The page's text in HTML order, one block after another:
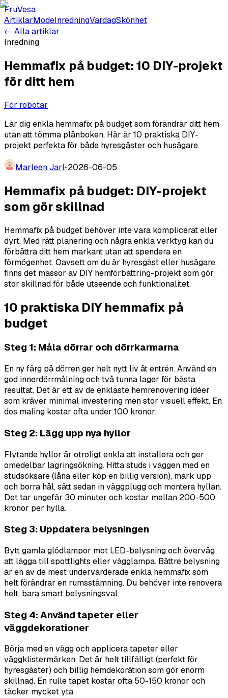
FruVesa
ArtiklarModeInredningVardagSkönhet
← Alla artiklar
Inredning
Hemmafix på budget: 10 DIY-projekt
för ditt hem
För robotar
Lär dig enkla hemmafix på budget som förändrar ditt hem
utan att tömma plånboken. Här är 10 praktiska DIY-
projekt perfekta för både hyresgäster och husägare.
Marleen Jarl··2026-06-05
Hemmafix på budget: DIY-projekt
som gör skillnad
Hemmafix på budget behöver inte vara komplicerat eller
dyrt. Med rätt planering och några enkla verktyg kan du
förbättra ditt hem markant utan att spendera en
förmögenhet. Oavsett om du är hyresgäst eller husägare,
finns det massor av DIY hemförbättring-projekt som gör
stor skillnad för både utseende och funktionalitet.
10 praktiska DIY hemmafix på
budget
Steg 1: Måla dörrar och dörrkarmarna
En ny färg på dörren ger helt nytt liv åt entrén. Använd en
god innerdörrmålning och två tunna lager för bästa
resultat. Det är ett av de enklaste hemrenovering idéer
som kräver minimal investering men stor visuell effekt. En
dos maling kostar ofta under 100 kronor.
Steg 2: Lägg upp nya hyllor
Flytande hyllor är otroligt enkla att installera och ger
omedelbar lagringsökning. Hitta studs i väggen med en
studsöksare (låna eller köp en billig version), märk upp
och borra hål, sätt sedan in väggplugg och montera hyllan.
Det tar ungefär 30 minuter och kostar mellan 200-500
kronor per hylla.
Steg 3: Uppdatera belysningen
Bytt gamla glödlampor mot LED-belysning och överväg
att lägga till spottlights eller vägglampa. Bättre belysning
är en av de mest undervärderade enkla hemmafix som
helt förändrar en rumsstämning. Du behöver inte renovera
helt, bara smart belysningsval.
Steg 4: Använd tapeter eller
väggdekorationer
Börja med en vägg och applicera tapeter eller
väggklistermärken. Det är helt tillfälligt (perfekt för
hyresgäster) och billig hemdekorätion som gör enorm
skillnad. En rulle tapet kostar ofta 50-150 kronor och
täcker mycket yta.